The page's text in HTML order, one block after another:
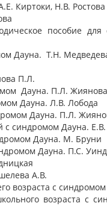
Киртоки, Н.В. Ростова
пособие
Дауна. Т.Н.
П.Л.
Дауна. П.Л. Жиянова
Дауна. Л.В. Лобода
Дауна. П.Л.
синдромом Дауна.
Дауна. М. Бруни
Дауна. П.С.
А.В.
возраста с
возраста с